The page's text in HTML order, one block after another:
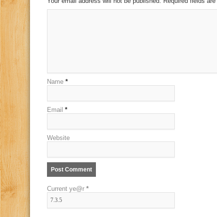
Name *
Email *
Website
Current ye@r *